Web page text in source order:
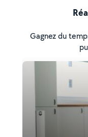
Gagnez du